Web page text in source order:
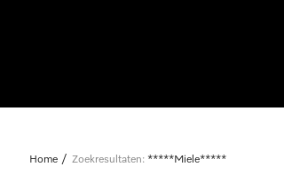
Home Zoekresultaten: *****Miele*****